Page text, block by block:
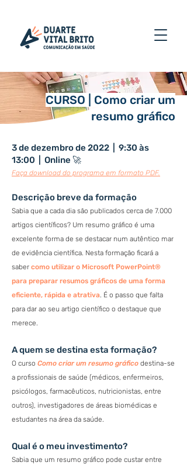
CURSO | Como criar um
resumo gráfico
3 de dezembro de 2022 | 9:30 às
13:00 | Online 🚀
Faça download do programa em formato PDF.
Descrição breve da formação
Sabia que a cada dia são publicados cerca de 7.000
artigos científicos? Um resumo gráfico é uma
excelente forma de se destacar num autêntico mar
de evidência científica. Nesta formação ficará a
saber como utilizar o Microsoft PowerPoint®
para preparar resumos gráficos de uma forma
eficiente, rápida e atrativa. É o passo que falta
para dar ao seu artigo científico o destaque que
merece.
A quem se destina esta formação?
O curso Como criar um resumo gráfico destina-se
a profissionais de saúde (médicos, enfermeiros,
psicólogos, farmacêuticos, nutricionistas, entre
outros), investigadores de áreas biomédicas e
estudantes na área da saúde.
Qual é o meu investimento?
Sabia que um resumo gráfico pode custar entre